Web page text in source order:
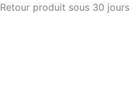
Retour produit sous 30 jours